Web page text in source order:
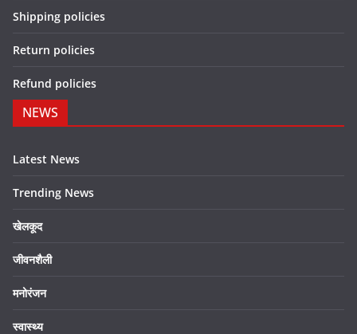
Shipping policies
Return policies
Refund policies
NEWS
Latest News
Trending News
खेलकूद
जीवनशैली
मनोरंजन
स्वास्थ्य